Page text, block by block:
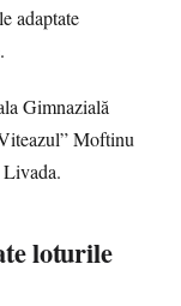
adaptate
Gimnazială
Moftinu
loturile